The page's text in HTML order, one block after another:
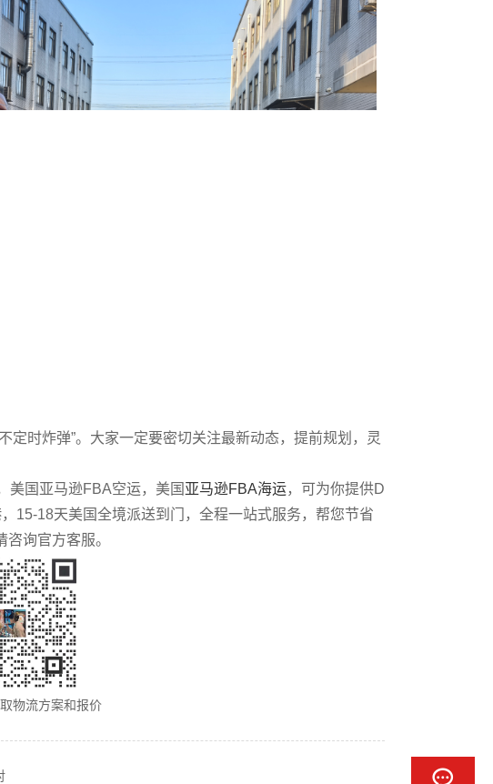
时炸弹”。大家一定要密切关注最新动态，提前规划，灵
国亚马逊FBA空运，美国 亚马逊FBA海运，可为你提供D
15-18天美国全境派送到门，全程一站式服务，帮您节省
询官方客服。
物流方案和报价